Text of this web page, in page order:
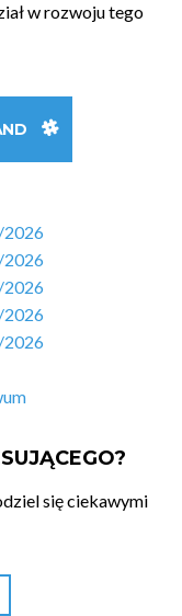
w rozwoju tego
2026
2026
2026
2026
2026
się ciekawymi